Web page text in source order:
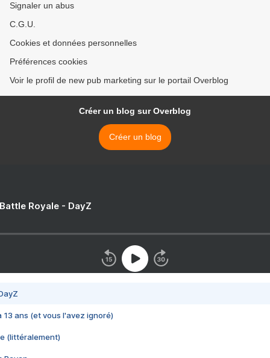
Signaler un abus
C.G.U.
Cookies et données personnelles
Préférences cookies
Voir le profil de new pub marketing sur le portail Overblog
Créer un blog sur Overblog
Créer un blog
Royale - DayZ
13 ans (et vous l'avez ignoré)
(littéralement)